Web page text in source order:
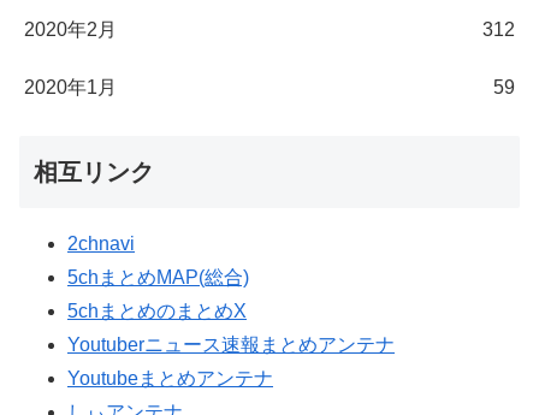
2020年2月 312
2020年1月 59
相互リンク
2chnavi
5chまとめMAP(総合)
5chまとめのまとめX
Youtuberニュース速報まとめアンテナ
Youtubeまとめアンテナ